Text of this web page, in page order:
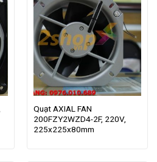
Quạt AXIAL FAN
200FZY2WZD4-2F, 220V,
225x225x80mm